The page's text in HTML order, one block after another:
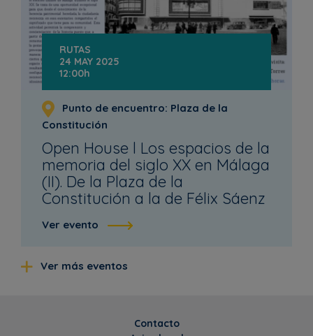
RUTAS
24 MAY 2025
12:00h
Punto de encuentro: Plaza de la
Constitución
Open House l Los espacios de la
memoria del siglo XX en Málaga
(II). De la Plaza de la
Constitución a la de Félix Sáenz
Ver evento
Ver más eventos
Contacto